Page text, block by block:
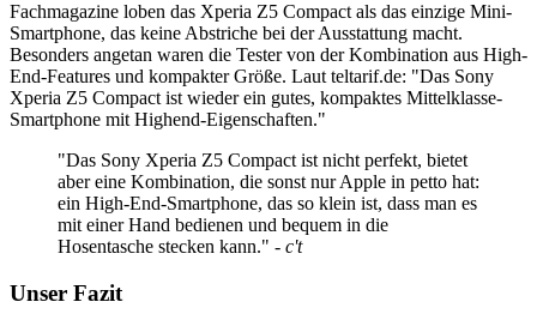
Fachmagazine loben das Xperia Z5 Compact als das einzige Mini-
Smartphone, das keine Abstriche bei der Ausstattung macht.
Besonders angetan waren die Tester von der Kombination aus High-
End-Features und kompakter Größe. Laut teltarif.de: "Das Sony
Xperia Z5 Compact ist wieder ein gutes, kompaktes Mittelklasse-
Smartphone mit Highend-Eigenschaften."
"Das Sony Xperia Z5 Compact ist nicht perfekt, bietet
aber eine Kombination, die sonst nur Apple in petto hat:
ein High-End-Smartphone, das so klein ist, dass man es
mit einer Hand bedienen und bequem in die
Hosentasche stecken kann." - c't
Unser Fazit